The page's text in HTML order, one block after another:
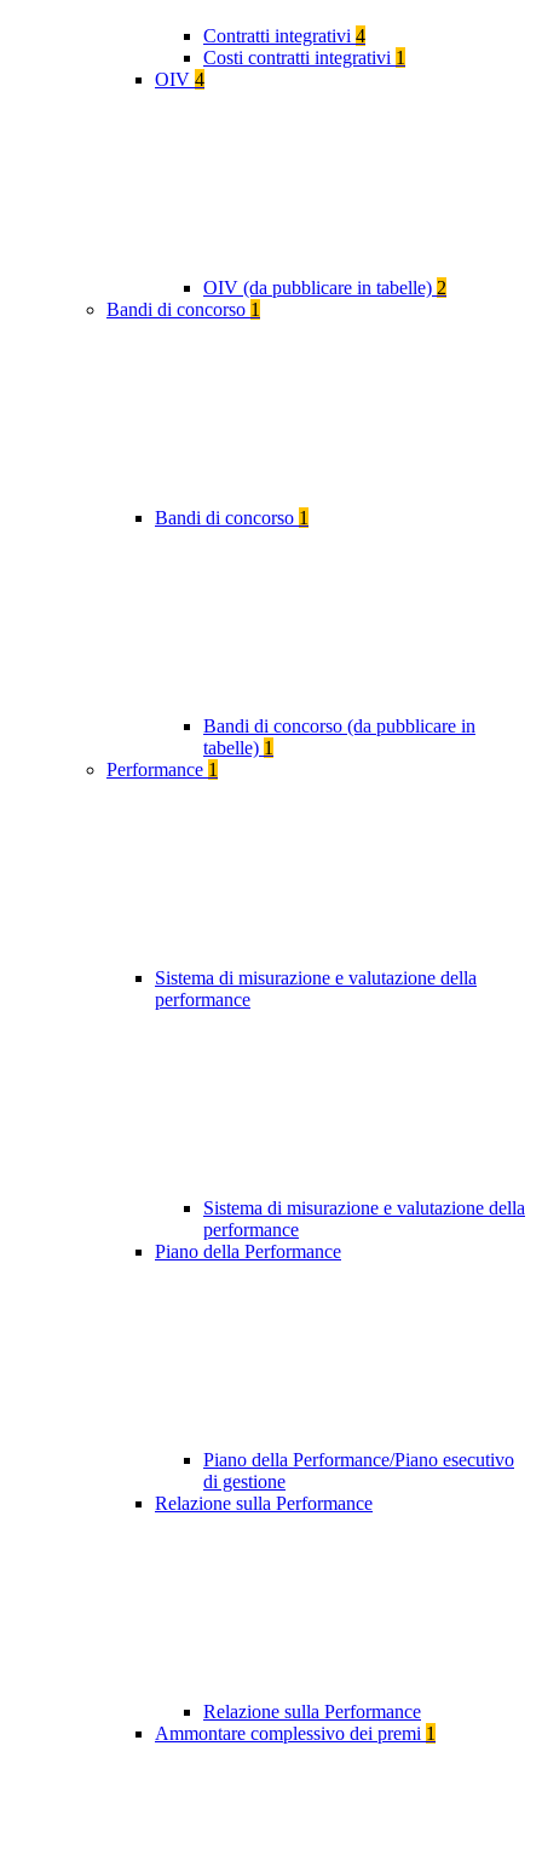
Contratti integrativi 4
Costi contratti integrativi 1
OIV 4
OIV (da pubblicare in tabelle) 2
Bandi di concorso 1
Bandi di concorso 1
Bandi di concorso (da pubblicare in
tabelle) 1
Performance 1
Sistema di misurazione e valutazione della
performance
Sistema di misurazione e valutazione della
performance
Piano della Performance
Piano della Performance/Piano esecutivo
di gestione
Relazione sulla Performance
Relazione sulla Performance
Ammontare complessivo dei premi 1